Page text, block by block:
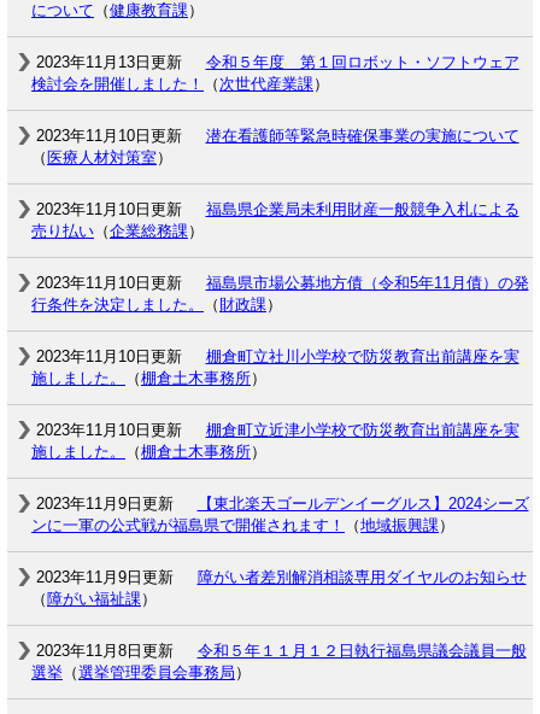
について （健康教育課）
2023年11月13日更新
令和５年度 第１回ロボット・ソフトウェア
検討会を開催しました！
（次世代産業課）
2023年11月10日更新
潜在看護師等緊急時確保事業の実施について
（ 医療人材対策室 ）
2023年11月10日更新
福島県企業局未利用財産一般競争入札による
売り払い （企業総務課）
2023年11月10日更新
福島県市場公募地方債（令和5年11月債）の発
行条件を決定しました。
（ 財政課）
2023年11月10日更新
棚倉町立社川小学校で防災教育出前講座を実
施しました。
（棚倉土木事務所）
2023年11月10日更新
棚倉町立近津小学校で防災教育出前講座を実
施しました。
（棚倉土木事務所）
2023年11月9日更新
【東北楽天ゴールデンイーグルス】2024シーズ
ンに一軍の公式戦が福島県で開催されます！
（地域振興課）
2023年11月9日更新
障がい者差別解消相談専用ダイヤルのお知らせ
（ 障がい福祉課）
2023年11月8日更新
令和５年１１月１２日執行福島県議会議員一般
選挙 （選挙管理委員会事務局 ）